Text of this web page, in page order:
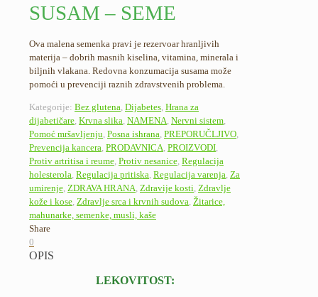
SUSAM – SEME
Ova malena semenka pravi je rezervoar hranljivih
materija – dobrih masnih kiselina, vitamina, minerala i
biljnih vlakana. Redovna konzumacija susama može
pomoći u prevenciji raznih zdravstvenih problema.
Kategorije: Bez glutena Dijabetes Hrana za
dijabetičare Krvna slika NAMENA Nervni sistem
Pomoć mršavljenju Posna ishrana PREPORUČLJIVO
Prevencija kancera PRODAVNICA PROIZVODI
Protiv artritisa i reume Protiv nesanice Regulacija
holesterola Regulacija pritiska Regulacija varenja Za
umirenje ZDRAVA HRANA Zdravije kosti Zdravlje
kože i kose Zdravlje srca i krvnih sudova Žitarice,
mahunarke, semenke, musli, kaše
Share
0
OPIS
LEKOVITOST: